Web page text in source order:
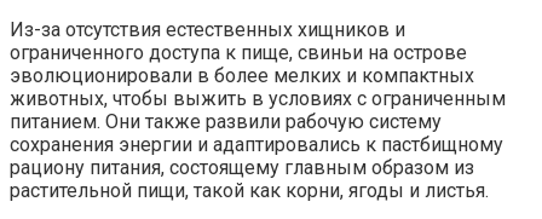
Из-за отсутствия естественных хищников и
ограниченного доступа к пище, свиньи на острове
эволюционировали в более мелких и компактных
животных, чтобы выжить в условиях с ограниченным
питанием. Они также развили рабочую систему
сохранения энергии и адаптировались к пастбищному
рациону питания, состоящему главным образом из
растительной пищи, такой как корни, ягоды и листья.